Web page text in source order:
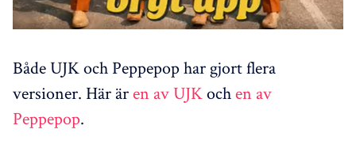
Både UJK och Peppepop har gjort flera
versioner. Här ären av UJKochen av
Peppepop.